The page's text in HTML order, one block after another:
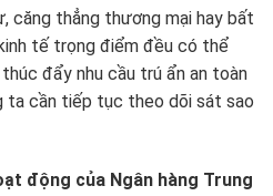
căng thẳng thương mại hay bất
tế trọng điểm đều có thể
đẩy nhu cầu trú ẩn an toàn
ta cần tiếp tục theo dõi sát sao
động của Ngân hàng Trung